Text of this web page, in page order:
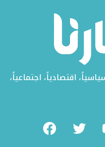
اقتصادياً، اجتماعياً،
Facebook